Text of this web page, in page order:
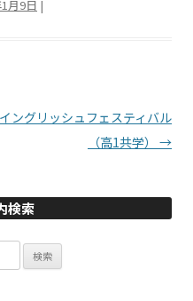
月9日 |
イングリッシュフェスティバル
（高1共学） →
検索